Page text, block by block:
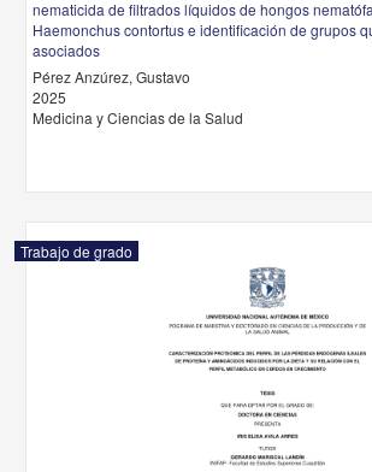
nematicida de filtrados líquidos de hongos
Haemonchus contortus e identificación de grupos
asociados
Pérez Anzúrez, Gustavo
2025
Medicina y Ciencias de la Salud
Trabajo de grado